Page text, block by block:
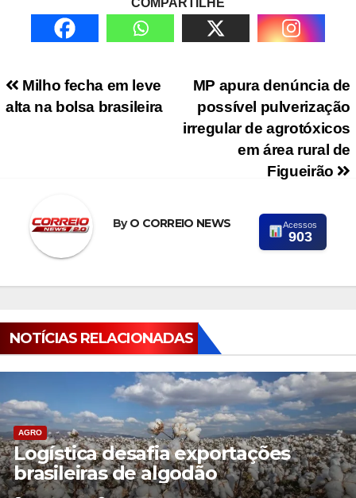
Navegação de PostMP apura denúncia de
possível pulverização
irregular de agrotóxicos
em área rural de
Figueirão
Milho fecha em leve
alta na bolsa brasileira
ByO CORREIO NEWS Acessos
903
NOTÍCIAS RELACIONADAS
AGRO
Logística desafia exportações
brasileiras de algodão